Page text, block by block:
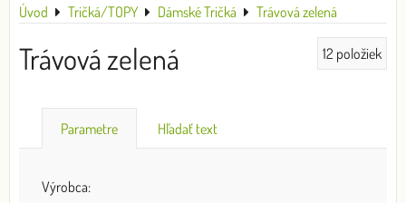
Úvod Tričká/TOPY Dámské Tričká Trávová zelená
Trávová zelená 12 položiek
Parametre Hľadať text
Výrobca: